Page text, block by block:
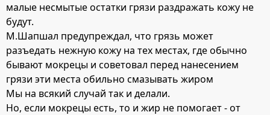
малые несмытые остатки грязи раздражать кожу не
будут.
М.Шапшал предупреждал, что грязь может
разъедать нежную кожу на тех местах, где обычно
бывают мокрецы и советовал перед нанесением
грязи эти места обильно смазывать жиром
Мы на всякий случай так и делали.
Но, если мокрецы есть, то и жир не помогает - от